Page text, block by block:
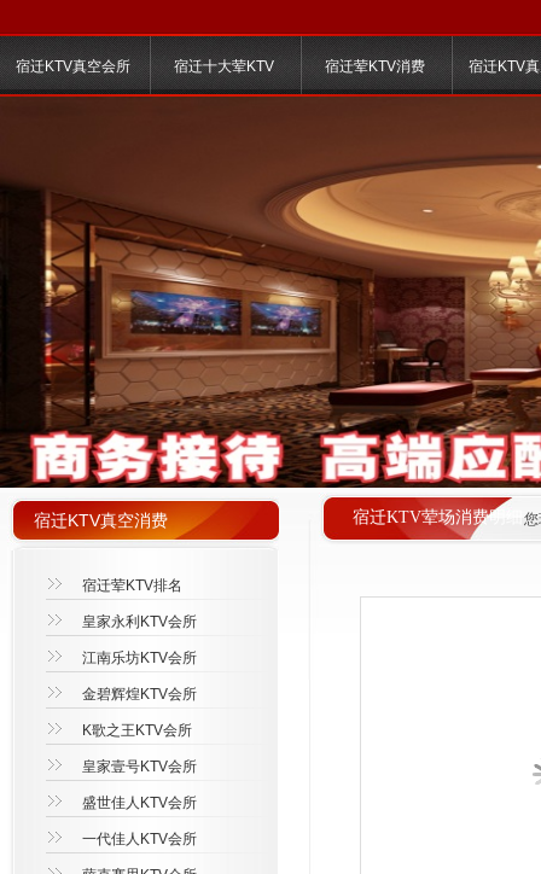
宿迁KTV真空会所 宿迁十大荤KTV 宿迁荤KTV消费 宿迁KTV
宿迁KTV荤场消费明细
宿迁KTV真空消费
宿迁荤KTV排名
皇家永利KTV会所
江南乐坊KTV会所
金碧辉煌KTV会所
K歌之王KTV会所
皇家壹号KTV会所
盛世佳人KTV会所
一代佳人KTV会所